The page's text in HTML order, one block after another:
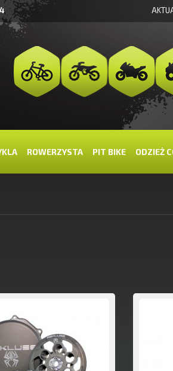
ROWERZYSTA PIT BIKE ODZIEŻ